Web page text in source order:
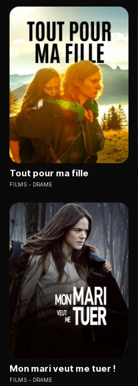
Tout pour ma fille
FILMS DRAME
Mon mari veut me tuer !
FILMS DRAME